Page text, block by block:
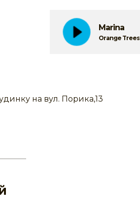
Marina
Orange Trees
на вул. Порика,13